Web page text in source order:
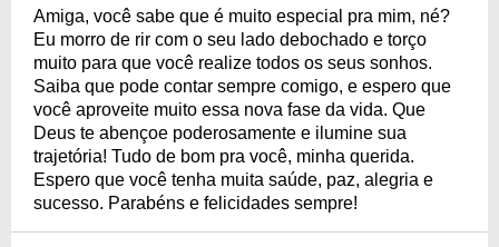
Amiga, você sabe que é muito especial pra mim, né?
Eu morro de rir com o seu lado debochado e torço
muito para que você realize todos os seus sonhos.
Saiba que pode contar sempre comigo, e espero que
você aproveite muito essa nova fase da vida. Que
Deus te abençoe poderosamente e ilumine sua
trajetória! Tudo de bom pra você, minha querida.
Espero que você tenha muita saúde, paz, alegria e
sucesso. Parabéns e felicidades sempre!